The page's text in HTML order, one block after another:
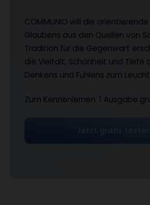
COMMUNIO will die
Glaubens aus den Quellen von
Tradition für die Gegenwart
die Vielfalt, Schönheit und Tiefe
Denkens und Fühlens zum
Zum Kennenlernen: 1 Ausgabe
Jetzt gratis testen